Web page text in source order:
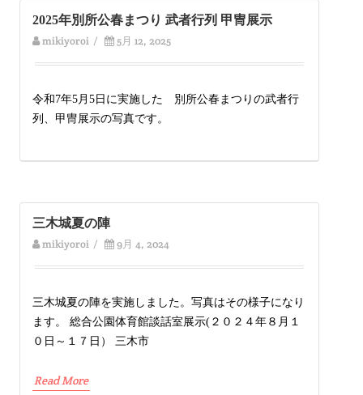
2025年別所公春まつり 武者行列 甲冑展示
mikiyoroi / 5月 12, 2025
令和7年5月5日に実施した 別所公春まつりの武者行
列、甲冑展示の写真です。
三木城夏の陣
mikiyoroi / 9月 4, 2024
三木城夏の陣を実施しました。写真はその様子になり
ます。 総合公園体育館談話室展示(２０２４年８月１
０日～１７日） 三木市
Read More